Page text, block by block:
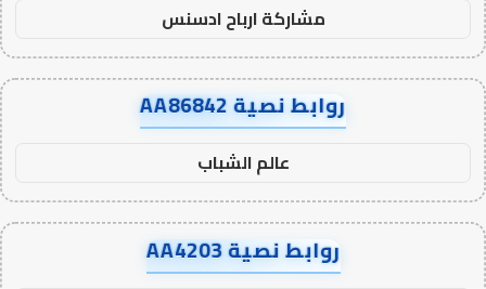
مشاركة ارباح ادسنس
روابط نصية AA86842
عالم الشباب
روابط نصية AA4203